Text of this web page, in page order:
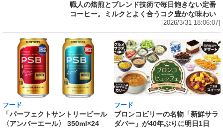
職人の焙煎とブレンド技術で毎日飽きない定番
コーヒー。ミルクとよく合うコク豊かな味わい
[2026/3/31 18:06:07]
フード
「パーフェクトサントリービール
〈アンバーエール〉 350ml×24
フード
ブロンコビリーの名物「新鮮サラ
ダバー」が40年ぶりに明日1日